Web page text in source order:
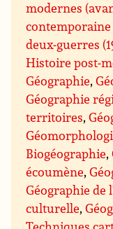
modernes
contemporaine
deux-guerres
Histoire post-
Géographie,
Géographie
territoires,
Biogéographie,
écoumène,
Géographie de
culturelle,